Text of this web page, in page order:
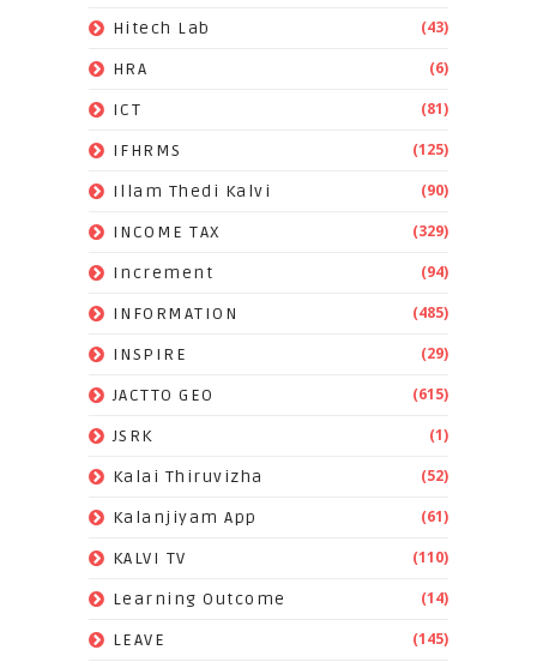
Hitech Lab (43)
HRA (6)
ICT (81)
IFHRMS (125)
Illam Thedi Kalvi (90)
INCOME TAX (329)
Increment (94)
INFORMATION (485)
INSPIRE (29)
JACTTO GEO (615)
JSRK (1)
Kalai Thiruvizha (52)
Kalanjiyam App (61)
KALVI TV (110)
Learning Outcome (14)
LEAVE (145)